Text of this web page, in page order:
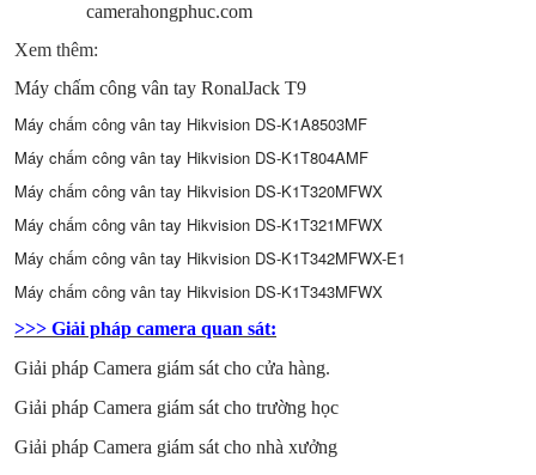
camerahongphuc.com
Xem thêm:
Máy chấm công vân tay RonalJack T9
Máy chấm công vân tay Hikvision DS-K1A8503MF
Máy chấm công vân tay Hikvision DS-K1T804AMF
Máy chấm công vân tay Hikvision DS-K1T320MFWX
Máy chấm công vân tay Hikvision DS-K1T321MFWX
Máy chấm công vân tay Hikvision DS-K1T342MFWX-E1
Máy chấm công vân tay Hikvision DS-K1T343MFWX
>>> Giải pháp camera quan sát:
Giải pháp Camera giám sát cho cửa hàng.
Giải pháp Camera giám sát cho trường học
Giải pháp Camera giám sát cho nhà xưởng